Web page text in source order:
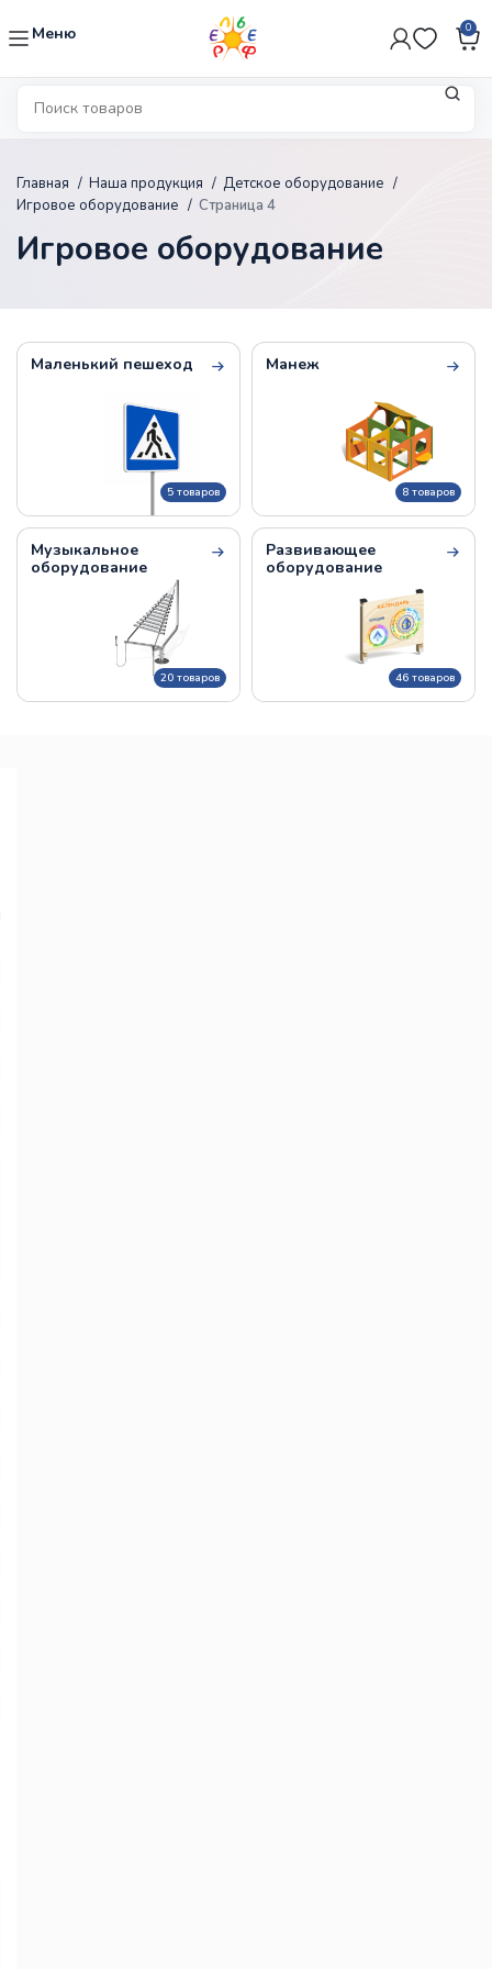
Меню 0
Главная Наша продукция
Детское оборудование
Игровое оборудование
Страница 4
Игровое оборудование
Маленький пешеход
5 товаров
Манеж
8 товаров
Музыкальное
оборудование
20 товаров
Развивающее
оборудование
46 товаров